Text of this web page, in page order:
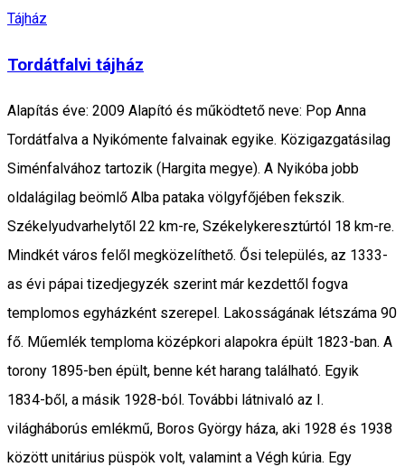
Tájház
Tordátfalvi tájház
Alapítás éve: 2009 Alapító és működtető neve: Pop Anna
Tordátfalva a Nyikómente falvainak egyike. Közigazgatásilag
Siménfalvához tartozik (Hargita megye). A Nyikóba jobb
oldalágilag beömlő Alba pataka völgyfőjében fekszik.
Székelyudvarhelytől 22 km-re, Székelykeresztúrtól 18 km-re.
Mindkét város felől megközelíthető. Ősi település, az 1333-
as évi pápai tizedjegyzék szerint már kezdettől fogva
templomos egyházként szerepel. Lakosságának létszáma 90
fő. Műemlék temploma középkori alapokra épült 1823-ban. A
torony 1895-ben épült, benne két harang található. Egyik
1834-ből, a másik 1928-ból. További látnivaló az I.
világháborús emlékmű, Boros György háza, aki 1928 és 1938
között unitárius püspök volt, valamint a Végh kúria. Egy